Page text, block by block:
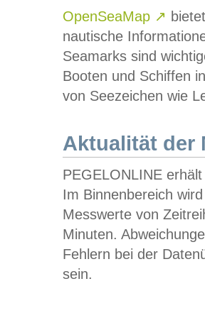
OpenSeaMap ↗
nautische
Seamarks sind
Booten und Schiffen
von Seezeichen wie
Aktualität der
PEGELONLINE
Im Binnenbereich
Messwerte von
Minuten.
Fehlern bei der
sein.